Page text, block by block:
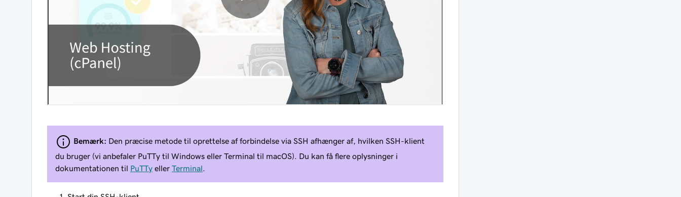
Bemærk: Den præcise metode til oprettelse af forbindelse via SSH afhænger af, hvilken SSH-klient
du bruger (vi anbefaler PuTTy til Windows eller Terminal til macOS). Du kan få flere oplysninger i
dokumentationen til PuTTy eller Terminal